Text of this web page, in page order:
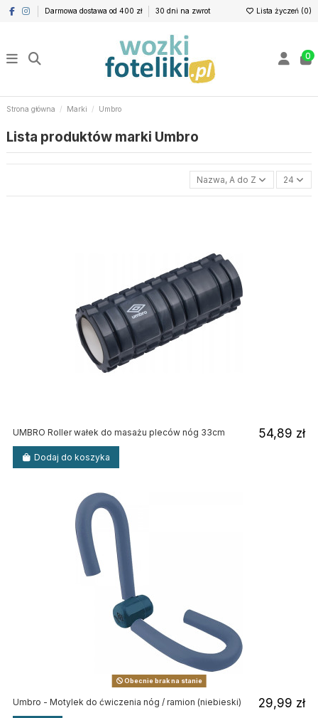
Darmowa dostawa od 400 zł 30 dni na zwrot Lista życzeń (0)
0
Strona główna Marki Umbro
Lista produktów marki Umbro
Nazwa, A do Z 24
UMBRO Roller wałek do masażu pleców nóg 33cm 54,89 zł
Dodaj do koszyka
Obecnie brak na stanie
Umbro - Motylek do ćwiczenia nóg / ramion (niebieski) 29,99 zł